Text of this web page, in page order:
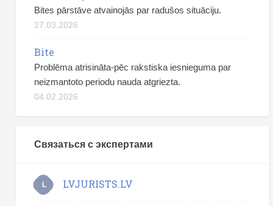
Bites pārstāve atvainojās par radušos situāciju.
27.03.2026
Bite
Problēma atrisināta-pēc rakstiska iesnieguma par
neizmantoto periodu nauda atgriezta.
04.02.2026
Связаться с экспертами
L LVJURISTS.LV